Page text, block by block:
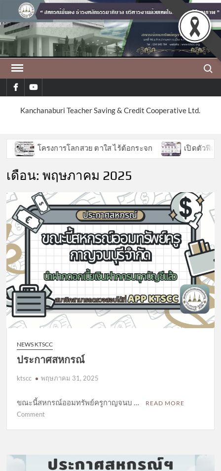
content
facebookyoutube
Kanchanaburi Teacher Saving & Credit Cooperative Ltd.
โครงการโลกสวย ตาใส ไร้ต้อกระจก เปิดตัวฟีเจอร์ให
เดือน:พฤษภาคม 2025
NEWS KTSCC
ประกาศสหกรณ์
ktscc พฤษภาคม 31, 2025
ขณะนี้สหกรณ์ออมทรัพย์ครูกาญจนบ … READ MORE
Commenton